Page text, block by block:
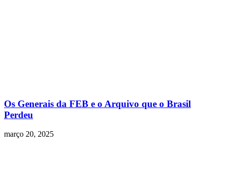
Os Generais da FEB e o Arquivo que o Brasil
Perdeu
março 20, 2025